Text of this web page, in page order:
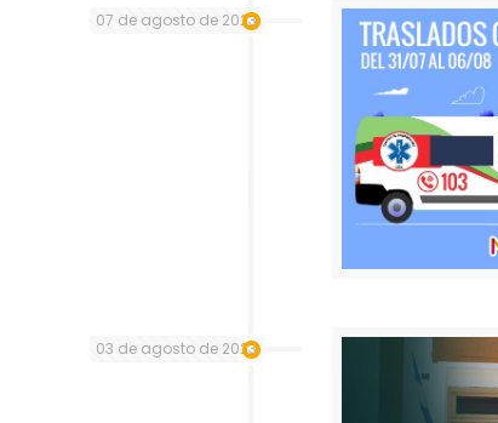
07 de agosto de 2023
03 de agosto de 2023